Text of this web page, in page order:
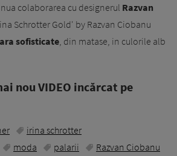
colaborarea cu designerul Razvan
Schrotter Gold' by Razvan Ciobanu
sofisticate , din matase, in culorile alb
nou VIDEO incărcat pe
irina schrotter
moda palarii
Razvan Ciobanu